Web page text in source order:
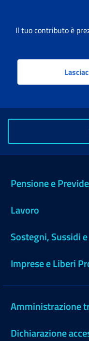
Il tuo contributo è
Pensione e
Lavoro
Sostegni, Sussidi
Imprese e Liberi
Amministrazione
Dichiarazione